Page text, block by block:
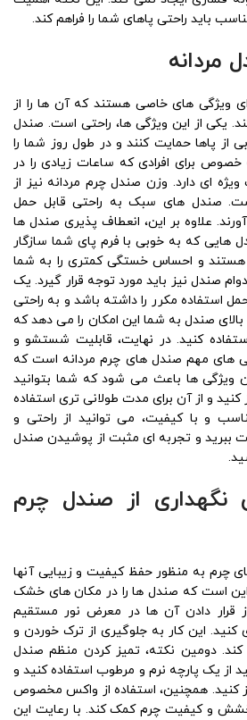
باید راحتی پاهای شما را فراهم کند.
مردانه
ویژگی‌ های خاصی هستند که آن ‌ها را از
یکی از این ویژگی ‌ها، راحتی است. صندل
از پاها حمایت کنند و در طول روز شما را
خصوص برای افرادی که ساعات زیادی را در
‌ای دارد. وزن صندل چرم مردانه نیز از
صندل‌ های سبک به راحتی قابل حمل
علاوه بر این، انعطاف‌ پذیری صندل‌ ها
هایی که به خوبی با فرم پای شما سازگار
هستند و احساس خستگی کمتری را به شما
صندل نیز باید مورد توجه قرار گیرد. یک
استفاده مکرر را داشته باشد و به راحتی
صندل به شما این امکان را می‌ دهد که
کنید. در نهایت، قابلیت شستشو و
های مهم صندل‌ های چرم مردانه است که
ویژگی ‌ها باعث می ‌شود که شما بتوانید
کنید و از آن برای مدت طولانی ‌تری استفاده
و با کیفیت، می ‌توانید از راحتی و
ببرید و تجربه‌ ای مثبت از پوشیدن صندل‌
نگهداری از صندل چرم
چرم به منظور حفظ کیفیت و زیبایی آنها
است که صندل‌ ها را در مکان ‌های خشک
قرار دادن آن‌ ها در معرض نور مستقیم
این کار به جلوگیری از ترک خوردن و
دومین نکته، تمیز کردن منظم صندل
از یک پارچه نرم و مرطوب استفاده کنید و
کنید. همچنین، استفاده از واکس مخصوص
و کیفیت چرم کمک کند. با رعایت این